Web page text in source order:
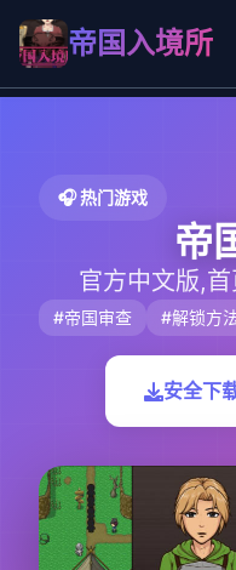
帝国入境所
🎧 热门游戏
帝
官方中文版,
#帝国审查 #解锁方
安全下